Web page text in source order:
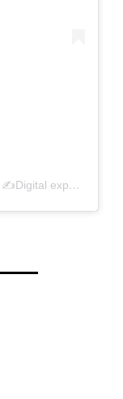
Un post condiviso da Eleonora Viscardi ✍️Digital expert (@eleonora.viscardii)